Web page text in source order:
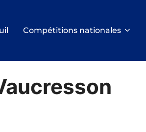
Compétitions nationales